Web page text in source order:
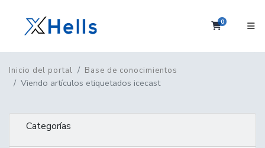
0Carrito
Inicio del portal Base de conocimientos
Viendo artículos etiquetados icecast
Categorías